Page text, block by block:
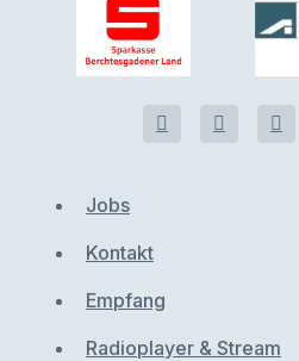
Jobs
Kontakt
Empfang
Radioplayer & Stream